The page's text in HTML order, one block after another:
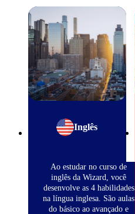
Inglês
Ao estudar no curso de
inglês da Wizard, você
desenvolve as 4 habilidades
na língua inglesa. São aulas
do básico ao avançado e